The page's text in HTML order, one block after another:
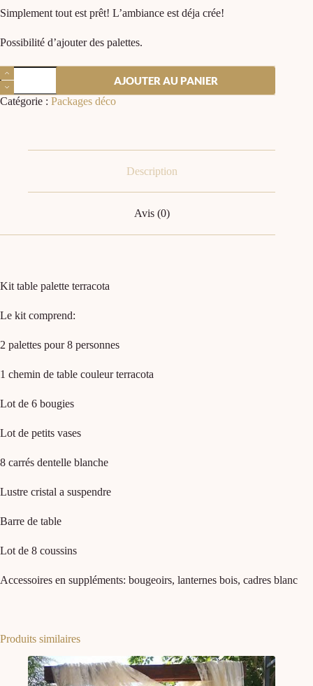
Simplement tout est prêt! L’ambiance est déja crée!
Possibilité d’ajouter des palettes.
AJOUTER AU PANIER
Catégorie : Packages déco
Description
Avis (0)
Kit table palette terracota
Le kit comprend:
2 palettes pour 8 personnes
1 chemin de table couleur terracota
Lot de 6 bougies
Lot de petits vases
8 carrés dentelle blanche
Lustre cristal a suspendre
Barre de table
Lot de 8 coussins
Accessoires en suppléments: bougeoirs, lanternes bois, cadres blanc
Produits similaires